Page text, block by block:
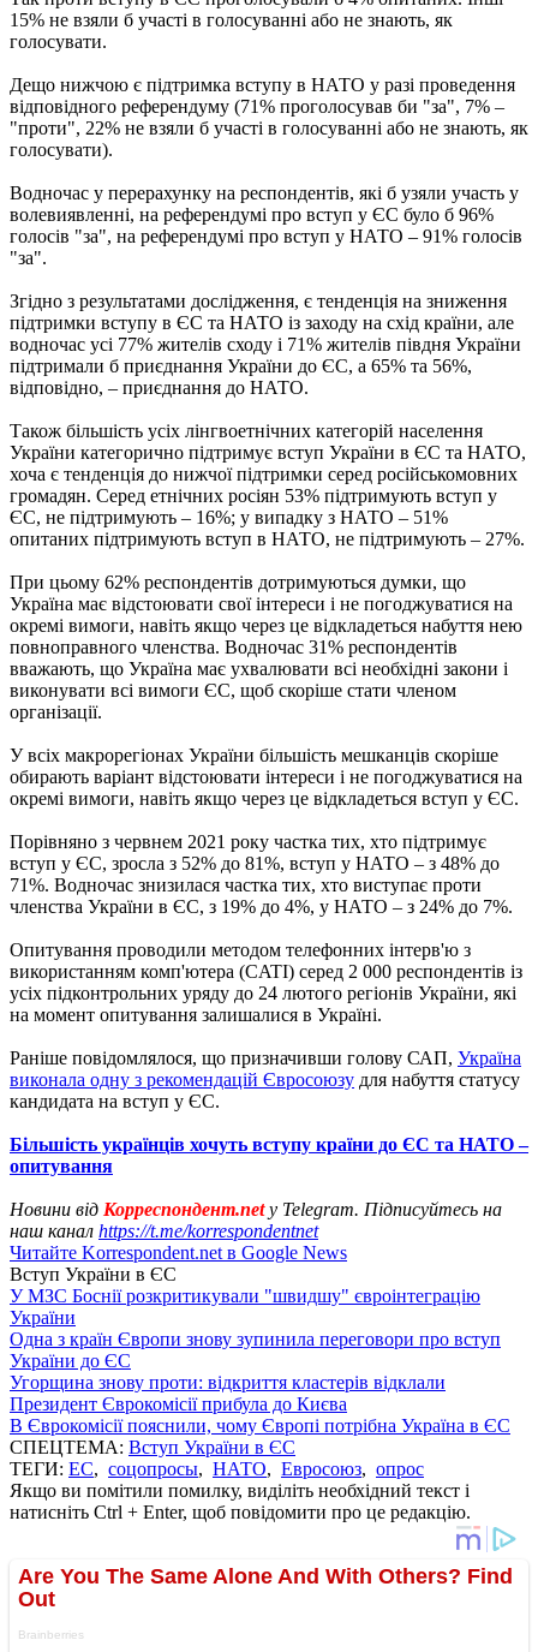
15% не взяли б участі в голосуванні або не знають, як
голосувати.
Дещо нижчою є підтримка вступу в НАТО у разі проведення
відповідного референдуму (71% проголосував би "за", 7% –
"проти", 22% не взяли б участі в голосуванні або не знають, як
голосувати).
Водночас у перерахунку на респондентів, які б узяли участь у
волевиявленні, на референдумі про вступ у ЄС було б 96%
голосів "за", на референдумі про вступ у НАТО – 91% голосів
"за".
Згідно з результатами дослідження, є тенденція на зниження
підтримки вступу в ЄС та НАТО із заходу на схід країни, але
водночас усі 77% жителів сходу і 71% жителів півдня України
підтримали б приєднання України до ЄС, а 65% та 56%,
відповідно, – приєднання до НАТО.
Також більшість усіх лінгвоетнічних категорій населення
України категорично підтримує вступ України в ЄС та НАТО,
хоча є тенденція до нижчої підтримки серед російськомовних
громадян. Серед етнічних росіян 53% підтримують вступ у
ЄС, не підтримують – 16%; у випадку з НАТО – 51%
опитаних підтримують вступ в НАТО, не підтримують – 27%.
При цьому 62% респондентів дотримуються думки, що
Україна має відстоювати свої інтереси і не погоджуватися на
окремі вимоги, навіть якщо через це відкладеться набуття нею
повноправного членства. Водночас 31% респондентів
вважають, що Україна має ухвалювати всі необхідні закони і
виконувати всі вимоги ЄС, щоб скоріше стати членом
організації.
У всіх макрорегіонах України більшість мешканців скоріше
обирають варіант відстоювати інтереси і не погоджуватися на
окремі вимоги, навіть якщо через це відкладеться вступ у ЄС.
Порівняно з червнем 2021 року частка тих, хто підтримує
вступ у ЄС, зросла з 52% до 81%, вступ у НАТО – з 48% до
71%. Водночас знизилася частка тих, хто виступає проти
членства України в ЄС, з 19% до 4%, у НАТО – з 24% до 7%.
Опитування проводили методом телефонних інтерв'ю з
використанням комп'ютера (CATI) серед 2 000 респондентів із
усіх підконтрольних уряду до 24 лютого регіонів України, які
на момент опитування залишалися в Україні.
Раніше повідомлялося, що призначивши голову САП, Україна
виконала одну з рекомендацій Євросоюзу для набуття статусу
кандидата на вступ у ЄС.
Більшість українців хочуть вступу країни до ЄС та НАТО –
опитування
Новини від Корреспондент.netу Telegram. Підписуйтесь на
наш канал https://t.me/korrespondentnet
Читайте Korrespondent.net в Google News
Вступ України в ЄС
У МЗС Боснії розкритикували "швидшу" євроінтеграцію
України
Одна з країн Європи знову зупинила переговори про вступ
України до ЄС
Угорщина знову проти: відкриття кластерів відклали
Президент Єврокомісії прибула до Києва
В Єврокомісії пояснили, чому Європі потрібна Україна в ЄС
СПЕЦТЕМА: Вступ України в ЄС
ТЕГИ: ЕС, соцопросы, НАТО, Евросоюз, опрос
Якщо ви помітили помилку, виділіть необхідний текст і
натисніть Ctrl + Enter, щоб повідомити про це редакцію.